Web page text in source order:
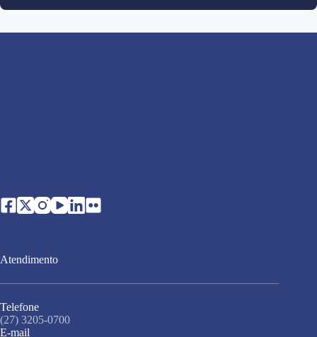
Atendimento
Telefone
(27) 3205-0700
E-mail